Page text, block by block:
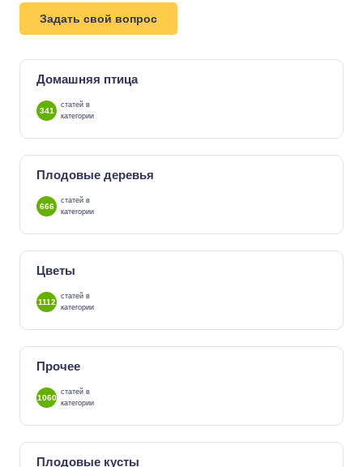
Задать свой вопрос
Домашняя птица
341
статей в
категории
Плодовые деревья
666
статей в
категории
Цветы
1112
статей в
категории
Прочее
1060
статей в
категории
Плодовые кусты